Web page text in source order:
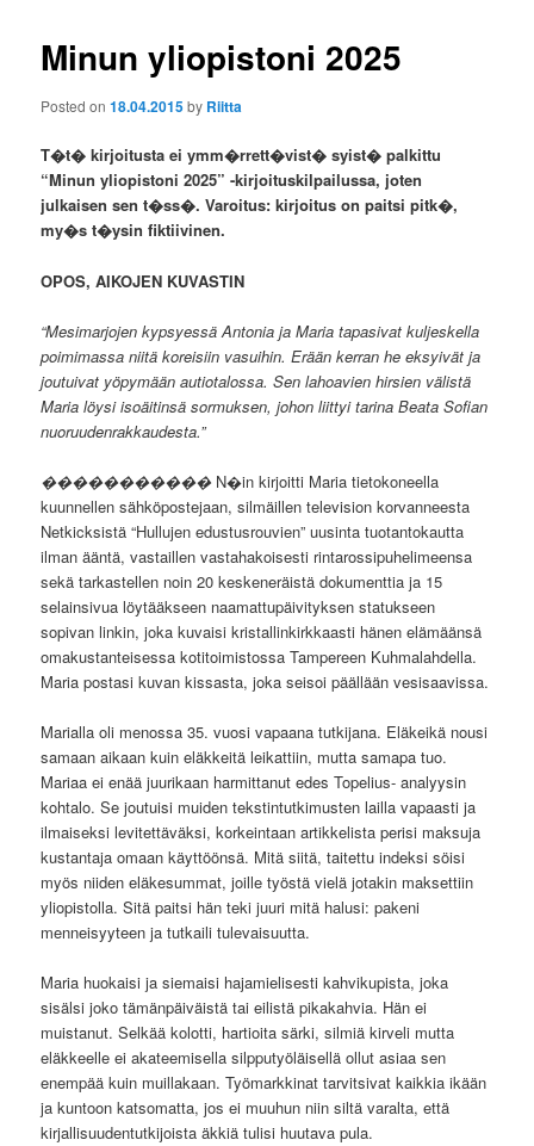
Minun yliopistoni 2025
Posted on18.04.2015by Riitta
T�t� kirjoitusta ei ymm�rrett�vist� syist� palkittu
“Minun yliopistoni 2025” -kirjoituskilpailussa, joten
julkaisen sen t�ss�. Varoitus: kirjoitus on paitsi pitk�,
my�s t�ysin fiktiivinen.
OPOS, AIKOJEN KUVASTIN
“Mesimarjojen kypsyessä Antonia ja Maria tapasivat kuljeskella
poimimassa niitä koreisiin vasuihin. Erään kerran he eksyivät ja
joutuivat yöpymään autiotalossa. Sen lahoavien hirsien välistä
Maria löysi isoäitinsä sormuksen, johon liittyi tarina Beata Sofian
nuoruudenrakkaudesta.”
����������� N�in kirjoitti Maria tietokoneella
kuunnellen sähköpostejaan, silmäillen television korvanneesta
Netkicksistä “Hullujen edustusrouvien” uusinta tuotantokautta
ilman ääntä, vastaillen vastahakoisesti rintarossipuhelimeensa
sekä tarkastellen noin 20 keskeneräistä dokumenttia ja 15
selainsivua löytääkseen naamattupäivityksen statukseen
sopivan linkin, joka kuvaisi kristallinkirkkaasti hänen elämäänsä
omakustanteisessa kotitoimistossa Tampereen Kuhmalahdella.
Maria postasi kuvan kissasta, joka seisoi päällään vesisaavissa.
Marialla oli menossa 35. vuosi vapaana tutkijana. Eläkeikä nousi
samaan aikaan kuin eläkkeitä leikattiin, mutta samapa tuo.
Mariaa ei enää juurikaan harmittanut edes Topelius- analyysin
kohtalo. Se joutuisi muiden tekstintutkimusten lailla vapaasti ja
ilmaiseksi levitettäväksi, korkeintaan artikkelista perisi maksuja
kustantaja omaan käyttöönsä. Mitä siitä, taitettu indeksi söisi
myös niiden eläkesummat, joille työstä vielä jotakin maksettiin
yliopistolla. Sitä paitsi hän teki juuri mitä halusi: pakeni
menneisyyteen ja tutkaili tulevaisuutta.
Maria huokaisi ja siemaisi hajamielisesti kahvikupista, joka
sisälsi joko tämänpäiväistä tai eilistä pikakahvia. Hän ei
muistanut. Selkää kolotti, hartioita särki, silmiä kirveli mutta
eläkkeelle ei akateemisella silpputyöläisellä ollut asiaa sen
enempää kuin muillakaan. Työmarkkinat tarvitsivat kaikkia ikään
ja kuntoon katsomatta, jos ei muuhun niin siltä varalta, että
kirjallisuudentutkijoista äkkiä tulisi huutava pula.